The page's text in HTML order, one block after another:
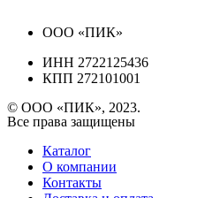
ООО «ПИК»
ИНН 2722125436
КПП 272101001
© ООО «ПИК», 2023.
Все права защищены
Каталог
О компании
Контакты